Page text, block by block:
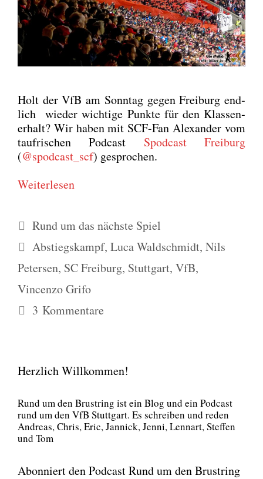
Holt der VfB am Sonn­tag gegen Frei­burg end­
lich wie­der wich­ti­ge Punk­te für den Klas­sen­
er­halt? Wir haben mit SCF-Fan Alex­an­der vom
tau­fri­schen Pod­cast Spod­cast Frei­burg
(@spodcast_scf) gespro­chen.
Wei­ter­le­sen
Kategorien
Rund um das nächste Spiel
Schlagwörter
Abstiegskampf, Luca Waldschmidt, Nils
Petersen, SC Freiburg, Stuttgart, VfB,
Vincenzo Grifo
3 Kommentare
Herzlich Willkommen!
Rund um den Brust­ring ist ein Blog und ein Pod­cast
rund um den VfB Stutt­gart. Es schrei­ben und reden
Andre­as, Chris, Eric, Jan­nick, Jen­ni, Lenn­art, Stef­fen
und Tom
Abonniert den Podcast Rund um den Brustring